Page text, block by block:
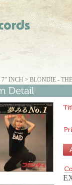
7” INCH > BLONDIE -